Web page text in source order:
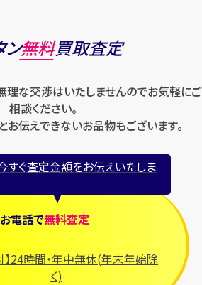
ン無料買取査定
理な交渉はいたしませんのでお気軽にご
相談ください。
伝えできないお品物もございます。
すぐ査定金額をお伝えいたしま
お電話で無料査定
】24時間・年中無休(年末年始除
く)